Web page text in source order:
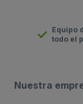
Equipo
todo el
Nuestra